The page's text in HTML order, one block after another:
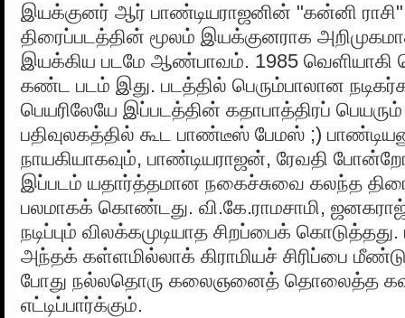
இயக்குனர் ஆர் பாண்டியராஜனின் "கன்னி
திரைப்படத்தின் மூலம் இயக்குனராக
இயக்கிய படமே ஆண்பாவம். 1985 வெளியாகி
கண்ட படம் இது. படத்தில் பெரும்பாலான
பெயரிலேயே இப்படத்தின் கதாபாத்திரப்
பதிவுலகத்தில் கூட பாண்டீஸ் பேமஸ் ;)
நாயகியாகவும், பாண்டியராஜன், ரேவதி
இப்படம் யதார்த்தமான நகைச்சுவை கலந்த
பலமாகக் கொண்டது. வி.கே.ராமசாமி,
நடிப்பும் விலக்கமுடியாத சிறப்பைக்
அந்தக் கள்ளமில்லாக் கிராமியச் சிரிப்பை
போது நல்லதொரு கலைஞனைத் தொலைத்த
எட்டிப்பார்க்கும்.